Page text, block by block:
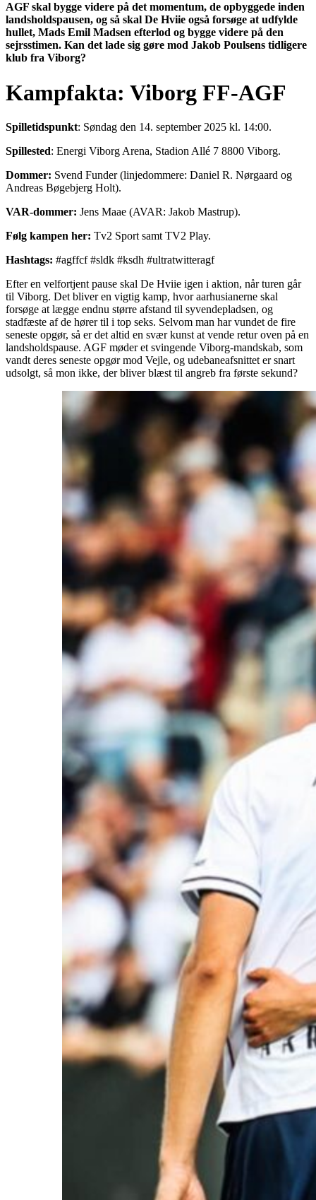
AGF skal bygge videre på det momentum, de opbyggede inden
landsholdspausen, og så skal De Hviie også forsøge at udfylde
hullet, Mads Emil Madsen efterlod og bygge videre på den
sejrsstimen. Kan det lade sig gøre mod Jakob Poulsens tidligere
klub fra Viborg?
Kampfakta: Viborg FF-AGF
Spilletidspunkt: Søndag den 14. september 2025 kl. 14:00.
Spillested: Energi Viborg Arena, Stadion Allé 7 8800 Viborg.
Dommer: Svend Funder (linjedommere: Daniel R. Nørgaard og
Andreas Bøgebjerg Holt).
VAR-dommer: Jens Maae (AVAR: Jakob Mastrup).
Følg kampen her: Tv2 Sport samt TV2 Play.
Hashtags: #agffcf #sldk #ksdh #ultratwitteragf
Efter en velfortjent pause skal De Hviie igen i aktion, når turen går
til Viborg. Det bliver en vigtig kamp, hvor aarhusianerne skal
forsøge at lægge endnu større afstand til syvendepladsen, og
stadfæste af de hører til i top seks. Selvom man har vundet de fire
seneste opgør, så er det altid en svær kunst at vende retur oven på en
landsholdspause. AGF møder et svingende Viborg-mandskab, som
vandt deres seneste opgør mod Vejle, og udebaneafsnittet er snart
udsolgt, så mon ikke, der bliver blæst til angreb fra første sekund?